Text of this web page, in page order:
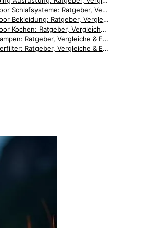
Outdoor Schlafsysteme: Ratgeber, Vergleiche & Empfehlungen [2026]
Outdoor Bekleidung: Ratgeber, Vergleiche & Empfehlungen [2026]
Outdoor Kochen: Ratgeber, Vergleiche & Empfehlungen [2026]
Stirnlampen: Ratgeber, Vergleiche & Empfehlungen [2026]
Wasserfilter: Ratgeber, Vergleiche & Empfehlungen [2026]